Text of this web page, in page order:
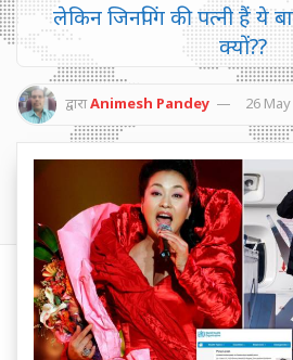
लेकिन जिनपिंग की पत्नी हैं ये
क्यों??
द्वाराAnimesh Pandey 26